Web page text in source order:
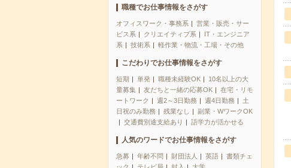
職種でお仕事情報をさがす
オフィスワーク・事務系
営業・販売・サー
ビス系
クリエイティブ系
IT・エンジニア
系
技術系 軽作業・物流・工場・その他
こだわりでお仕事情報をさがす
短期 単発 職種未経験OK
10名以上の大
量募集
友だちと一緒の応募OK
在宅・リモ
ートワーク
週2～3日勤務 週4日勤務
土
日祝のみ勤務
残業なし
副業・WワークOK
交通費別途支給あり
語学力が活かせる
人気のワードでお仕事情報をさがす
急募 年齢不問 財団法人 英語
書類チェ